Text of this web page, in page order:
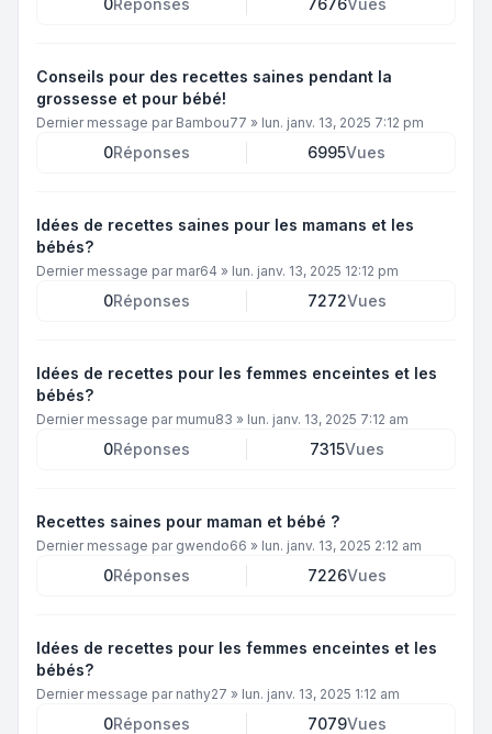
0Réponses 7676Vues
Conseils pour des recettes saines pendant la
grossesse et pour bébé!
Dernier message par Bambou77 » lun. janv. 13, 2025 7:12 pm
0Réponses 6995Vues
Idées de recettes saines pour les mamans et les
bébés?
Dernier message par mar64 » lun. janv. 13, 2025 12:12 pm
0Réponses 7272Vues
Idées de recettes pour les femmes enceintes et les
bébés?
Dernier message par mumu83 » lun. janv. 13, 2025 7:12 am
0Réponses 7315Vues
Recettes saines pour maman et bébé ?
Dernier message par gwendo66 » lun. janv. 13, 2025 2:12 am
0Réponses 7226Vues
Idées de recettes pour les femmes enceintes et les
bébés?
Dernier message par nathy27 » lun. janv. 13, 2025 1:12 am
0Réponses 7079Vues